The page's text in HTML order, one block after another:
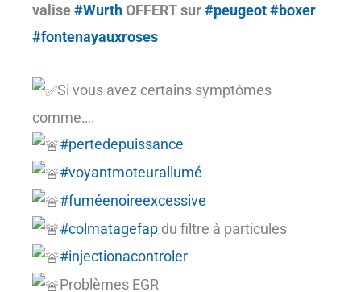
valise#WurthOFFERT sur#peugeot#boxer
#fontenayauxroses
Si vous avez certains symptômes
comme….
#pertedepuissance
#voyantmoteurallumé
#fuméenoireexcessive
#colmatagefap du filtre à particules
#injectionacontroler
Problèmes EGR